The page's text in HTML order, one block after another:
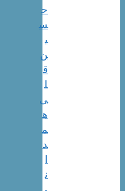
ح
س
ن‌
ی
م
د